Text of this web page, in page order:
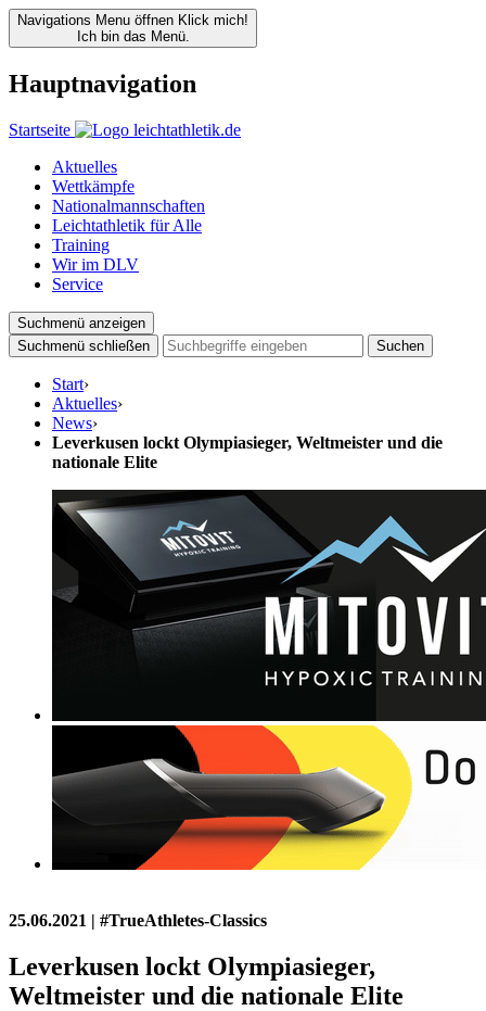
Navigations Menu öffnen Klick mich!
Ich bin das Menü.
Hauptnavigation
Startseite
Aktuelles
Wettkämpfe
Nationalmannschaften
Leichtathletik für Alle
Training
Wir im DLV
Service
Suchmenü anzeigen
Suchmenü schließen
Suchen
Start›
Aktuelles›
News›
Leverkusen lockt Olympiasieger, Weltmeister und die
nationale Elite
25.06.2021 | #TrueAthletes-Classics
Leverkusen lockt Olympiasieger,
Weltmeister und die nationale Elite